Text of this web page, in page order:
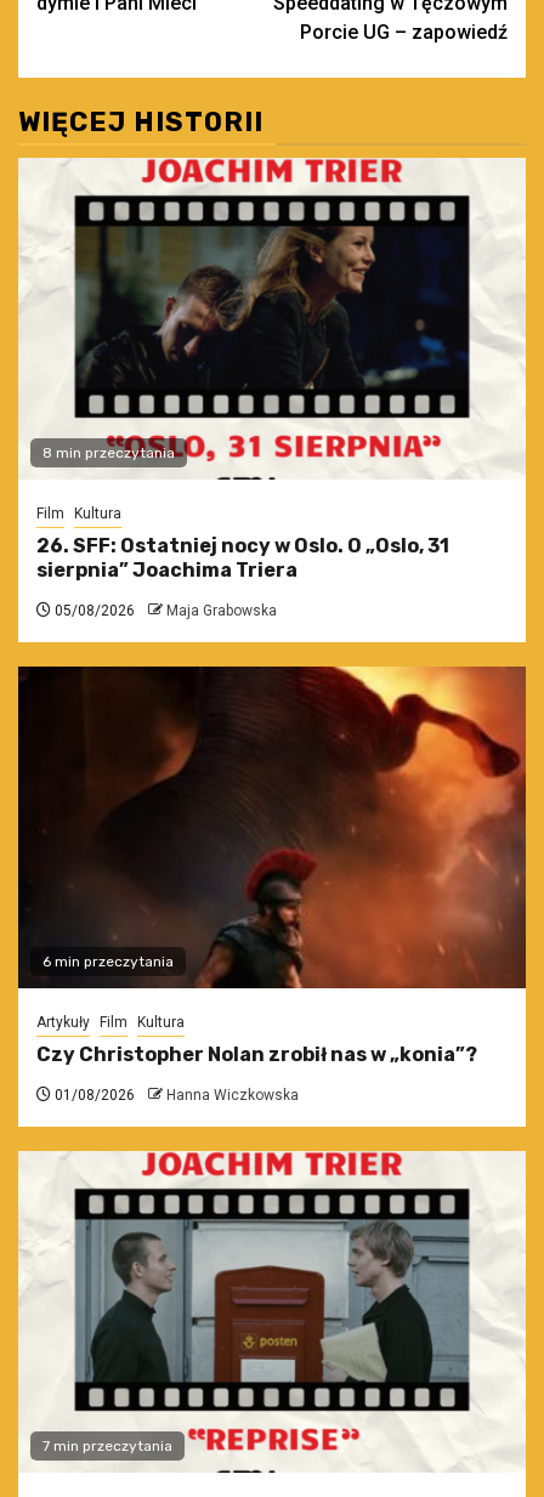
Porcie UG – zapowiedź
WIĘCEJ HISTORII
8 min przeczytania
Film Kultura
26. SFF: Ostatniej nocy w Oslo. O „Oslo, 31
sierpnia” Joachima Triera
05/08/2026 Maja Grabowska
6 min przeczytania
Artykuły Film Kultura
Czy Christopher Nolan zrobił nas w „konia”?
01/08/2026 Hanna Wiczkowska
7 min przeczytania